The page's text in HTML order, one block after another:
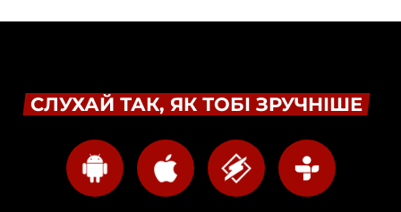
СЛУХАЙ ТАК, ЯК ТОБІ ЗРУЧНІШЕ